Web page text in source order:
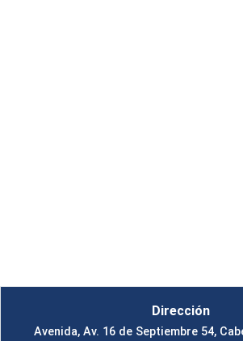
Dirección
Avenida, Av. 16 de Septiembre 54,